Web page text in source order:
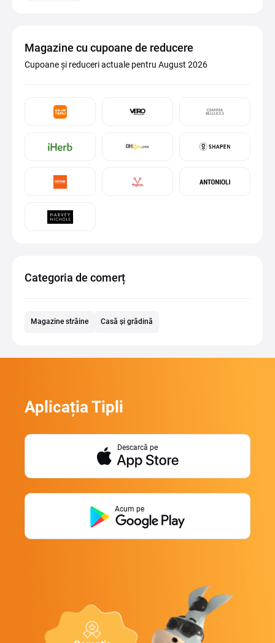
Magazine cu cupoane de reducere
Cupoane și reduceri actuale pentru August 2026
Categoria de comerț
Magazine străine Casă și grădină
Aplicația Tipli
Descarcă pe
Acum pe